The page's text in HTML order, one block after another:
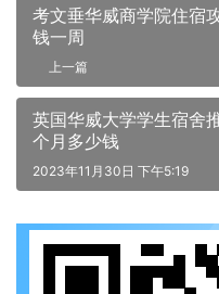
考文垂华威商学院住宿
钱一周
上一篇
英国华威大学学生宿舍
个月多少钱
2023年11月30日 下午5:19